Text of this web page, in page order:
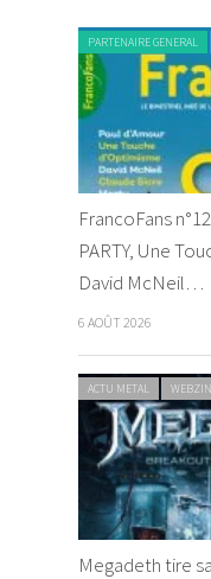
PARTENAIRE GENERAL
FrancoFans
PARTY, Une
David McNeil…
6 AOÛT 2026
ACTU METAL
Megadeth tire